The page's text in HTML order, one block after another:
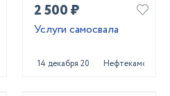
2 500 ₽
Услуги самосвала
14 декабря 2023 Нефтекамск